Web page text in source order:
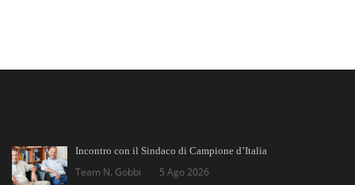
Incontro con il Sindaco di Campione d’Italia
Team N. Gobbi 5 Ago 2026